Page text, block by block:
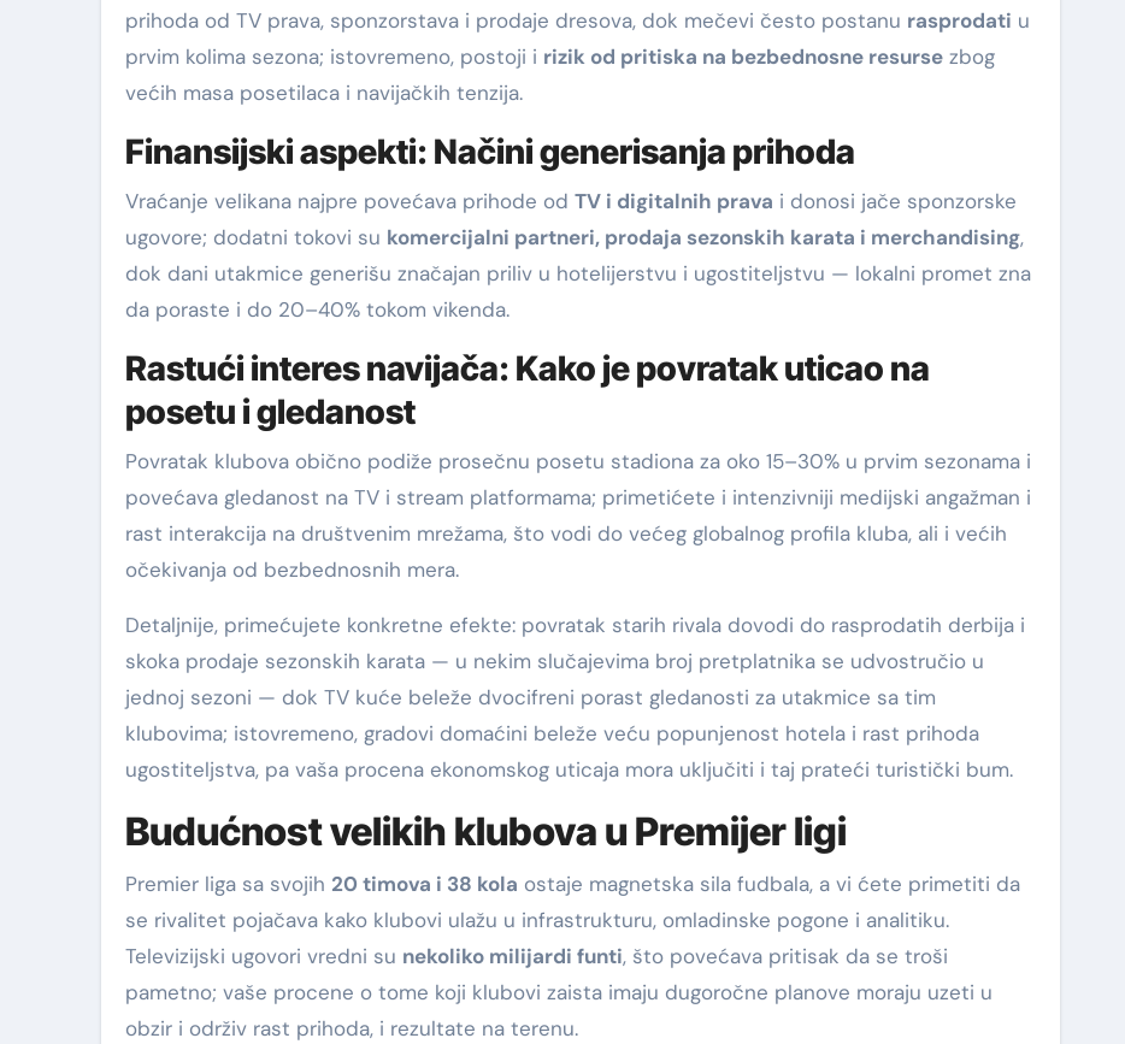
prihoda od TV prava, sponzorstava i prodaje dresova, dok mečevi često postanu rasprodati u
prvim kolima sezona; istovremeno, postoji i rizik od pritiska na bezbednosne resurse zbog
većih masa posetilaca i navijačkih tenzija.
Finansijski aspekti: Načini generisanja prihoda
Vraćanje velikana najpre povećava prihode od TV i digitalnih prava i donosi jače sponzorske
ugovore; dodatni tokovi su komercijalni partneri, prodaja sezonskih karata i merchandising,
dok dani utakmice generišu značajan priliv u hotelijerstvu i ugostiteljstvu — lokalni promet zna
da poraste i do 20–40% tokom vikenda.
Rastući interes navijača: Kako je povratak uticao na
posetu i gledanost
Povratak klubova obično podiže prosečnu posetu stadiona za oko 15–30% u prvim sezonama i
povećava gledanost na TV i stream platformama; primetićete i intenzivniji medijski angažman i
rast interakcija na društvenim mrežama, što vodi do većeg globalnog profila kluba, ali i većih
očekivanja od bezbednosnih mera.
Detaljnije, primećujete konkretne efekte: povratak starih rivala dovodi do rasprodatih derbija i
skoka prodaje sezonskih karata — u nekim slučajevima broj pretplatnika se udvostručio u
jednoj sezoni — dok TV kuće beleže dvocifreni porast gledanosti za utakmice sa tim
klubovima; istovremeno, gradovi domaćini beleže veću popunjenost hotela i rast prihoda
ugostiteljstva, pa vaša procena ekonomskog uticaja mora uključiti i taj prateći turistički bum.
Budućnost velikih klubova u Premijer ligi
Premier liga sa svojih 20 timova i 38 kola ostaje magnetska sila fudbala, a vi ćete primetiti da
se rivalitet pojačava kako klubovi ulažu u infrastrukturu, omladinske pogone i analitiku.
Televizijski ugovori vredni su nekoliko milijardi funti, što povećava pritisak da se troši
pametno; vaše procene o tome koji klubovi zaista imaju dugoročne planove moraju uzeti u
obzir i održiv rast prihoda, i rezultate na terenu.